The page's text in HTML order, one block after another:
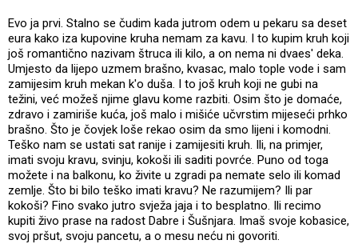
Evo ja prvi. Stalno se čudim kada jutrom odem u pekaru sa deset
eura kako iza kupovine kruha nemam za kavu. I to kupim kruh koji
još romantično nazivam štruca ili kilo, a on nema ni dvaes' deka.
Umjesto da lijepo uzmem brašno, kvasac, malo tople vode i sam
zamijesim kruh mekan k'o duša. I to još kruh koji ne gubi na
težini, već možeš njime glavu kome razbiti. Osim što je domaće,
zdravo i zamiriše kuća, još malo i mišiće učvrstim mijeseći prhko
brašno. Što je čovjek loše rekao osim da smo lijeni i komodni.
Teško nam se ustati sat ranije i zamijesiti kruh. Ili, na primjer,
imati svoju kravu, svinju, kokoši ili saditi povrće. Puno od toga
možete i na balkonu, ko živite u zgradi pa nemate selo ili komad
zemlje. Što bi bilo teško imati kravu? Ne razumijem? Ili par
kokoši? Fino svako jutro svježa jaja i to besplatno. Ili recimo
kupiti živo prase na radost Dabre i Šušnjara. Imaš svoje kobasice,
svoj pršut, svoju pancetu, a o mesu neću ni govoriti.